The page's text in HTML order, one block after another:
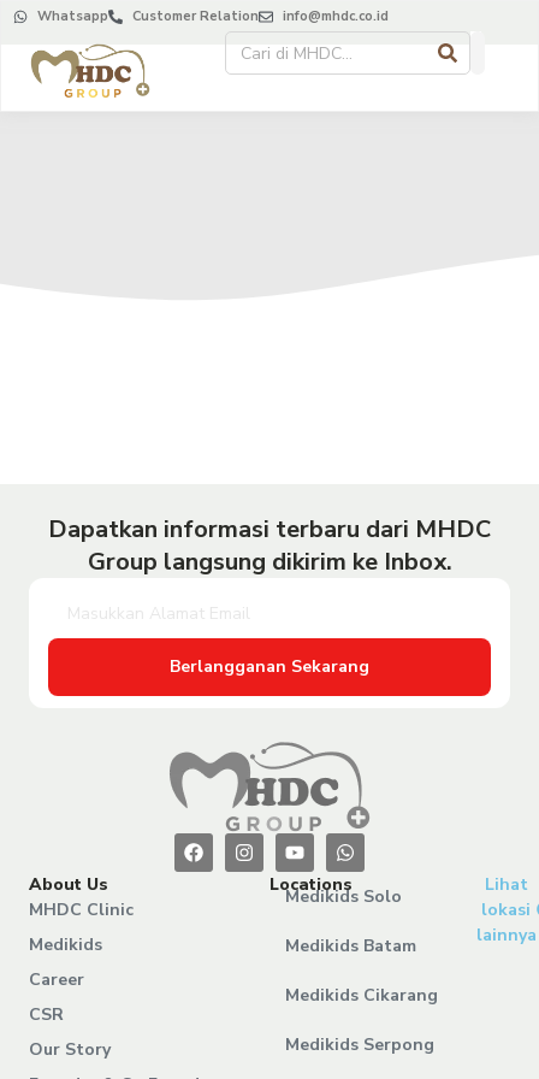
Whatsapp Customer Relation info@mhdc.co.id
Dapatkan informasi terbaru dari MHDC
Group langsung dikirim ke Inbox.
Berlangganan Sekarang
About Us
MHDC Clinic
Medikids
Career
CSR
Our Story
Locations
Medikids Solo
Medikids Batam
Medikids Cikarang
Medikids Serpong
Lihat
lokasi
lainnya